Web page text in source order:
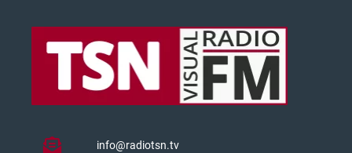
info@radiotsn.tv